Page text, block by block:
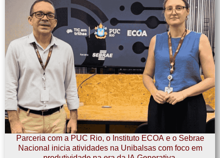
Parceria com a PUC Rio, o Instituto ECOA e o Sebrae
Nacional inicia atividades na Unibalsas com foco em